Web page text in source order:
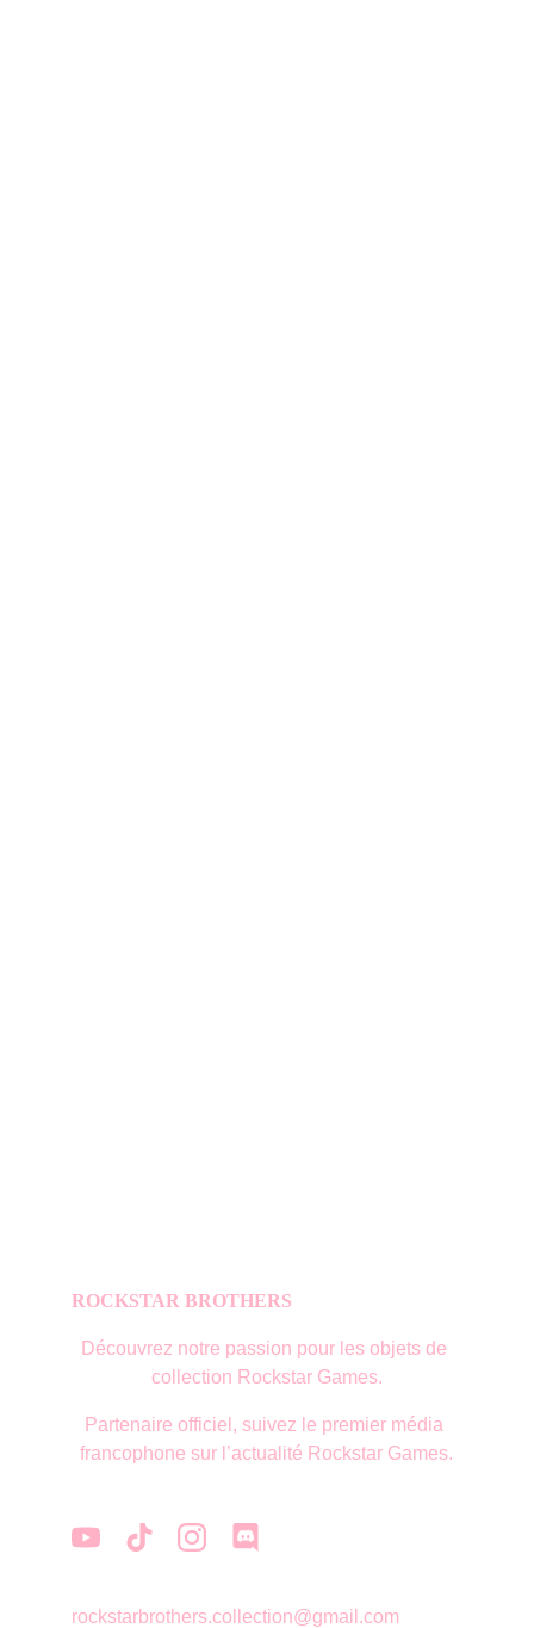
ROCKSTAR BROTHERS
Découvrez notre passion pour les objets de
collection Rockstar Games.
rockstarbrothers.collection@gmail.com
Partenaire officiel, suivez le premier média
francophone sur l’actualité Rockstar Games.